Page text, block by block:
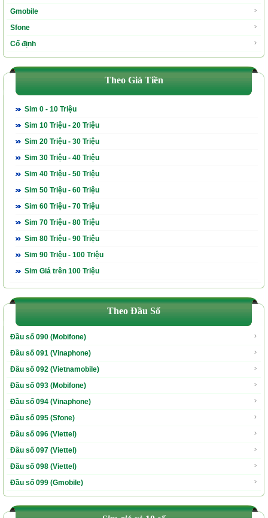
Gmobile
Sfone
Cố định
Theo Giá Tiền
Sim 0 - 10 Triệu
Sim 10 Triệu - 20 Triệu
Sim 20 Triệu - 30 Triệu
Sim 30 Triệu - 40 Triệu
Sim 40 Triệu - 50 Triệu
Sim 50 Triệu - 60 Triệu
Sim 60 Triệu - 70 Triệu
Sim 70 Triệu - 80 Triệu
Sim 80 Triệu - 90 Triệu
Sim 90 Triệu - 100 Triệu
Sim Giá trên 100 Triệu
Theo Đầu Số
Đầu số 090 (Mobifone)
Đầu số 091 (Vinaphone)
Đầu số 092 (Vietnamobile)
Đầu số 093 (Mobifone)
Đầu số 094 (Vinaphone)
Đầu số 095 (Sfone)
Đầu số 096 (Viettel)
Đầu số 097 (Viettel)
Đầu số 098 (Viettel)
Đầu số 099 (Gmobile)